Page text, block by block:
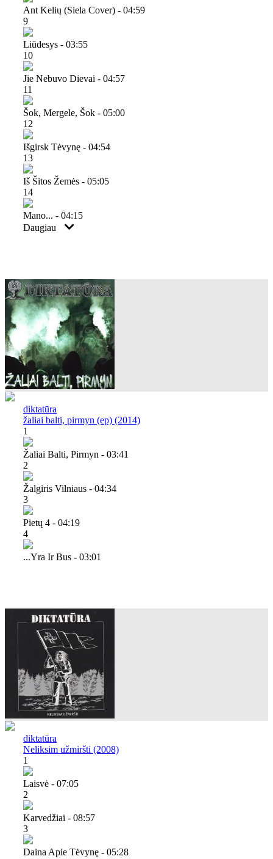
Ant Kelių (siela Cover) - 04:59
9
Liūdesys - 03:55
10
Jie Nebuvo Dievai - 04:57
11
Šok, Mergele, Šok - 05:00
12
Išgirsk Tėvynę - 04:54
13
Iš Šitos Žemės - 05:05
14
Mano... - 04:15
Daugiau
diktatūra
žaliai balti, pirmyn (ep) (2014)
1
Žaliai Balti, Pirmyn - 03:41
2
Žalgiris Vilniaus - 04:34
3
Pietų 4 - 04:19
4
...yra Ir Bus - 03:01
diktatūra
Neliksim užmiršti (2008)
1
Laisvė - 07:05
2
Karvedžiai - 08:57
3
Daina Apie Tėvynę - 05:28